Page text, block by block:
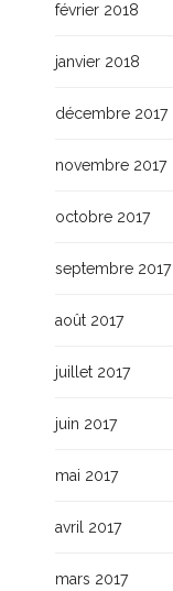
février 2018
janvier 2018
décembre 2017
novembre 2017
octobre 2017
septembre 2017
août 2017
juillet 2017
juin 2017
mai 2017
avril 2017
mars 2017